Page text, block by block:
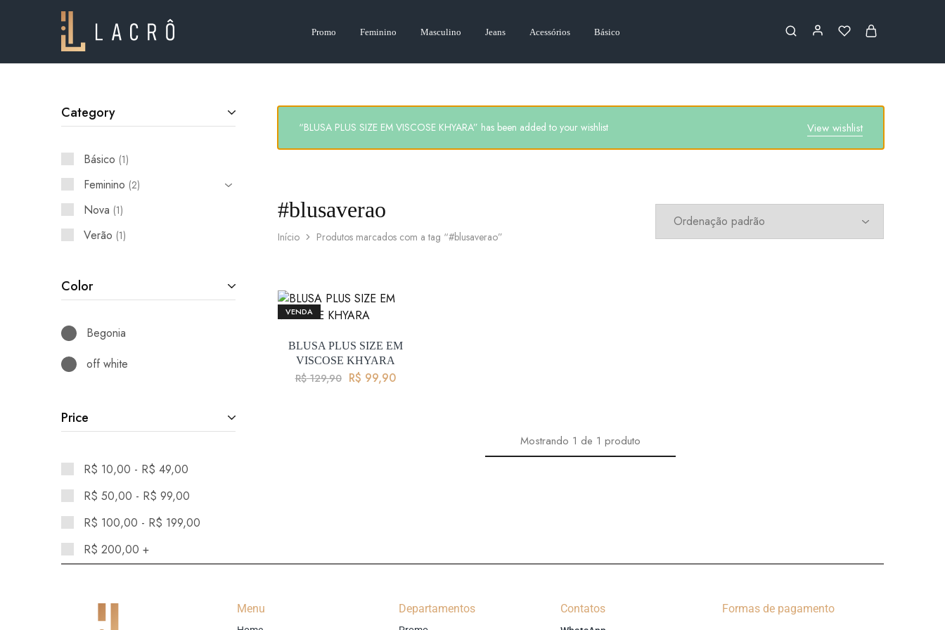
Lacrô
Wear
Promo Feminino Masculino Jeans Acessórios Básico
View wishlist
“BLUSA PLUS SIZE EM VISCOSE KHYARA” has been added to your wishlist
#blusaverao
Início Produtos marcados com a tag “#blusaverao”
VENDA
BLUSA PLUS SIZE EM
VISCOSE KHYARA
R$129,90 R$ 99,90
Mostrando 1de 1produto
Category
Básico 1
Feminino 2
Nova 1
Verão 1
Color
Begonia
off white
Price
R$ 10,00 - R$ 49,00
R$ 50,00 - R$ 99,00
R$ 100,00 - R$ 199,00
R$ 200,00 +
Menu Departamentos Contatos Formas de pagamento